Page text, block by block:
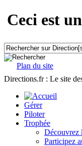
Ceci est
Plan du site
Directions.fr : Le site
Gérer
Piloter
Trophée
Découvrez
Participez